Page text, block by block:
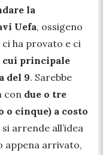
la
Uefa, ossigeno
ci ha provato e ci
principale
del 9. Sarebbe
con due o tre
cinque) a costo
arrende all’idea
appena arrivato,